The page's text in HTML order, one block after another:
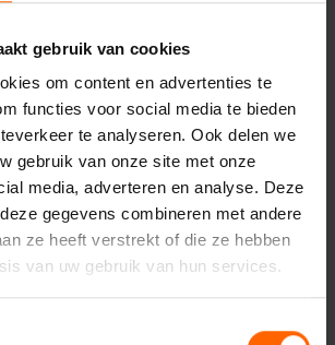
gebruik van cookies
om content en advertenties te
functies voor social media te bieden
te analyseren. Ook delen we
gebruik van onze site met onze
media, adverteren en analyse. Deze
gegevens combineren met andere
ze heeft verstrekt of die ze hebben
van uw gebruik van hun services.
veilige wijken en een openbare ruimte
gemeente die zorgvuldig omgaat met
terug op de inzet van Maarten
de Graaf en Peter van Doorn. En
vooruit, met een team dat
aan de slag te gaan voor Nijmegen.